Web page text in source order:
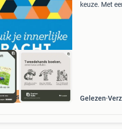
prijs
keuze. Met
Gelezen